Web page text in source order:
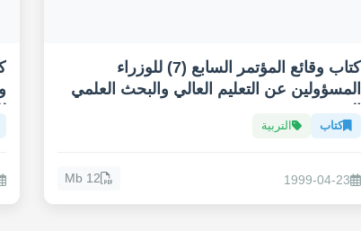
كتاب وقائع المؤتمر السابع (7) للوزراء
المسؤولين عن التعليم العالي والبحث العلمي
العرب
كتاب التربية
1999-04-23
12 Mb